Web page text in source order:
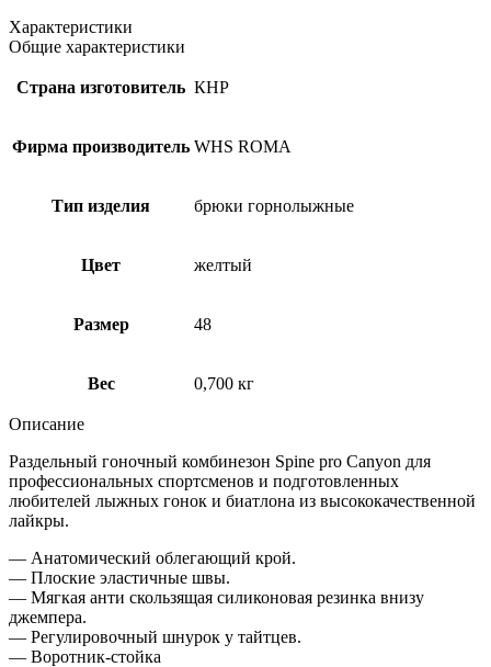
Характеристики
Общие характеристики
Страна изготовитель КНР
Фирма производитель WHS ROMA
Тип изделия брюки горнолыжные
Цвет желтый
Размер 48
Вес 0,700 кг
Описание
Раздельный гоночный комбинезон Spine pro Canyon для
профессиональных спортсменов и подготовленных
любителей лыжных гонок и биатлона из высококачественной
лайкры.
— Анатомический облегающий крой.
— Плоские эластичные швы.
— Мягкая анти скользящая силиконовая резинка внизу
джемпера.
— Регулировочный шнурок у тайтцев.
— Воротник-стойка